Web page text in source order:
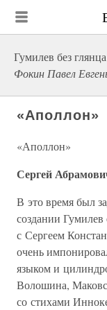
Гумилев без глянца
Фокин Павел
«Аполлон»
«Аполлон»
Сергей
В это время был
создании
с Сергеем
очень
языком и
Волошина,
со стихами